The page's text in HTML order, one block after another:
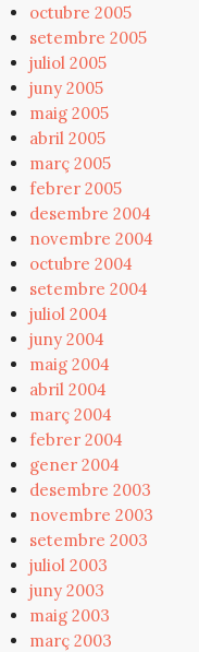
octubre 2005
setembre 2005
juliol 2005
juny 2005
maig 2005
abril 2005
març 2005
febrer 2005
desembre 2004
novembre 2004
octubre 2004
setembre 2004
juliol 2004
juny 2004
maig 2004
abril 2004
març 2004
febrer 2004
gener 2004
desembre 2003
novembre 2003
setembre 2003
juliol 2003
juny 2003
maig 2003
març 2003